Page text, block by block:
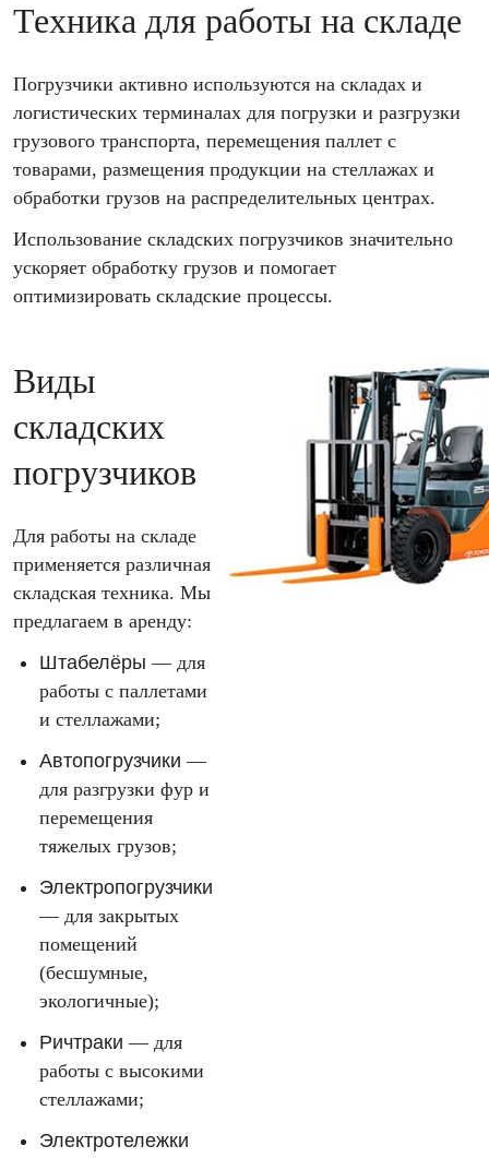
Техника для работы на складе
Погрузчики активно используются на складах и
логистических терминалах для погрузки и разгрузки
грузового транспорта, перемещения паллет с
товарами, размещения продукции на стеллажах и
обработки грузов на распределительных центрах.
Использование складских погрузчиков значительно
ускоряет обработку грузов и помогает
оптимизировать складские процессы.
Виды
складских
погрузчиков
Для работы на складе
применяется различная
складская техника. Мы
предлагаем в аренду:
Штабелёры — для
работы с паллетами
и стеллажами;
Автопогрузчики —
для разгрузки фур и
перемещения
тяжелых грузов;
Электропогрузчики
— для закрытых
помещений
(бесшумные,
экологичные);
Ричтраки — для
работы с высокими
стеллажами;
Электротележки